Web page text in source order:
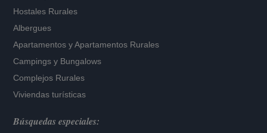
Hostales Rurales
Albergues
Apartamentos yApartamentos Rurales
Campings y Bungalows
Complejos Rurales
Viviendas turísticas
Búsquedas especiales: